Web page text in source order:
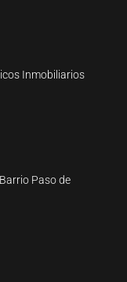
Inmobiliarios
Paso de